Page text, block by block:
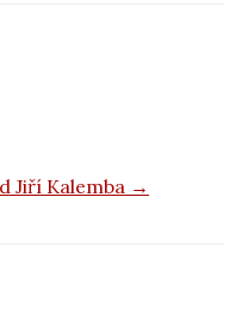
Jiří Kalemba →